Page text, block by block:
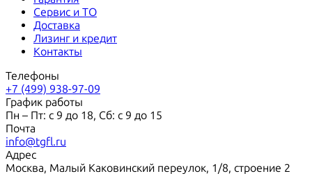
Сервис и ТО
Доставка
Лизинг и кредит
Контакты
Телефоны
+7 (499) 938-97-09
График работы
Пн – Пт: с 9 до 18, Сб: с 9 до 15
Почта
info@tgfl.ru
Адрес
Москва, Малый Каковинский переулок, 1/8, строение 2